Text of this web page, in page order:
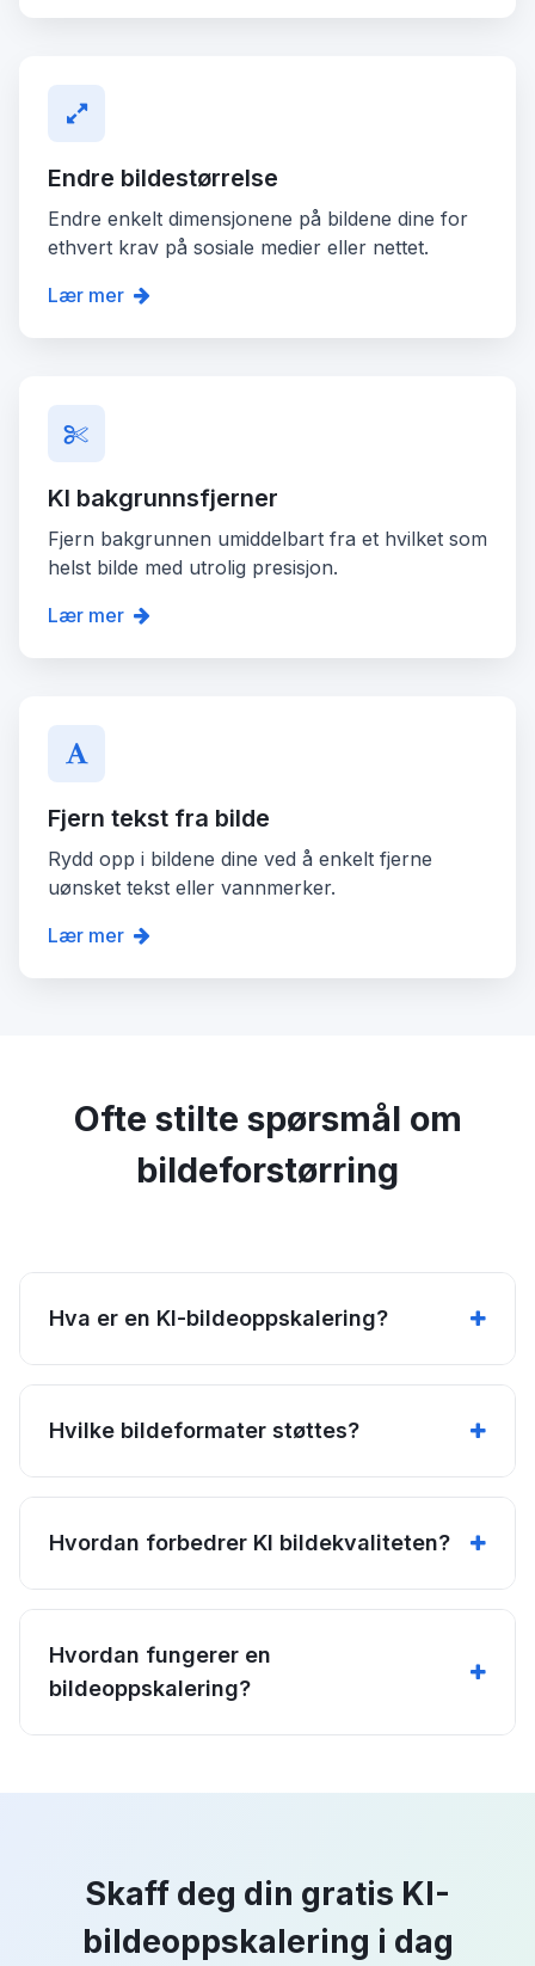
Endre bildestørrelse
Endre enkelt dimensjonene på bildene dine for
ethvert krav på sosiale medier eller nettet.
Lær mer
KI bakgrunnsfjerner
Fjern bakgrunnen umiddelbart fra et hvilket som
helst bilde med utrolig presisjon.
Lær mer
Fjern tekst fra bilde
Rydd opp i bildene dine ved å enkelt fjerne
uønsket tekst eller vannmerker.
Lær mer
Ofte stilte spørsmål om
bildeforstørring
Hva er en KI-bildeoppskalering?
Hvilke bildeformater støttes?
Hvordan forbedrer KI bildekvaliteten?
Hvordan fungerer en
bildeoppskalering?
Skaff deg din gratis KI-
bildeoppskalering i dag